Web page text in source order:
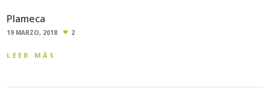
Plameca
19 MARZO, 2018 2
LEER MÁS